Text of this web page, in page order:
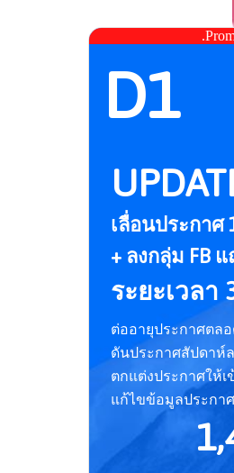
D1
เลื่อนประกาศ
+ ลงกลุ่ม FB
ระยะเวลา
ต่ออายุประกาศตล
ดันประกาศสัปดาห์
ตกแต่งประกาศให้เ
แก้ไขข้อมูลประกา